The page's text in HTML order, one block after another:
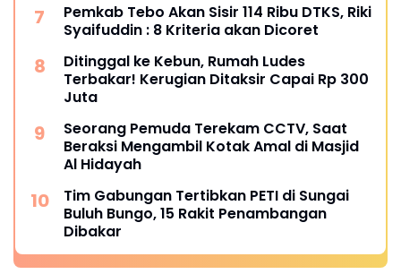
Pemkab Tebo Akan Sisir 114 Ribu DTKS, Riki
Syaifuddin : 8 Kriteria akan Dicoret
Ditinggal ke Kebun, Rumah Ludes
Terbakar! Kerugian Ditaksir Capai Rp 300
Juta
Seorang Pemuda Terekam CCTV, Saat
Beraksi Mengambil Kotak Amal di Masjid
Al Hidayah
Tim Gabungan Tertibkan PETI di Sungai
Buluh Bungo, 15 Rakit Penambangan
Dibakar